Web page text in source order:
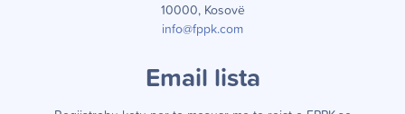
10000, Kosovë
info@fppk.com
Email lista